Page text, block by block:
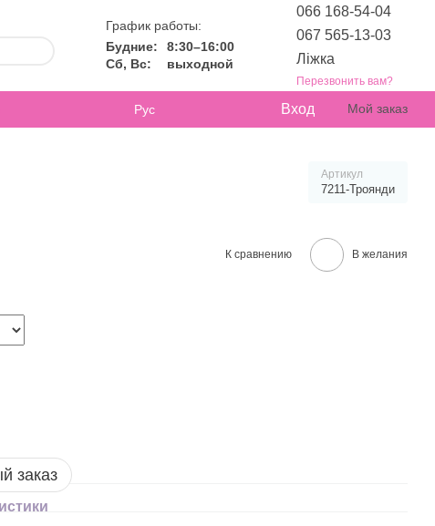
График работы:
Будние:
8:30–16:00
Сб, Вс:
выходной
066 168-54-04
067 565-13-03
Ліжка
Перезвонить вам?
Рус Вход Мой заказ
Артикул
7211-Троянди
К сравнению В желания
заказ